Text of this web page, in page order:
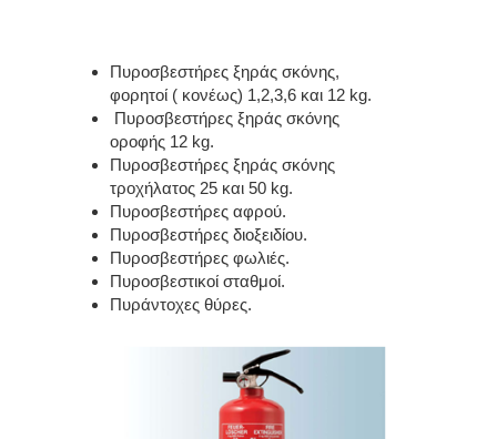
Πυροσβεστήρες ξηράς σκόνης,
φορητοί ( κονέως) 1,2,3,6 και 12 kg.
Πυροσβεστήρες ξηράς σκόνης
οροφής 12 kg.
Πυροσβεστήρες ξηράς σκόνης
τροχήλατος 25 και 50 kg.
Πυροσβεστήρες αφρού.
Πυροσβεστήρες διοξειδίου.
Πυροσβεστήρες φωλιές.
Πυροσβεστικοί σταθμοί.
Πυράντοχες θύρες.